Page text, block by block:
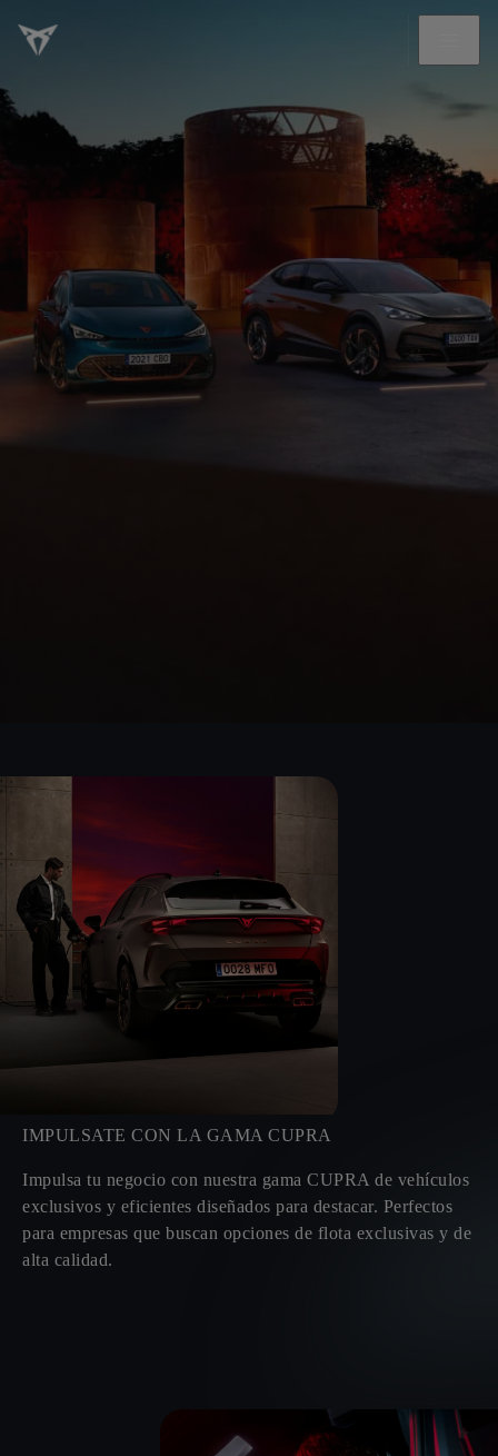
IMPULSATE CON LA GAMA CUPRA
Impulsa tu negocio con nuestra gama CUPRA de vehículos
exclusivos y eficientes diseñados para destacar. Perfectos
para empresas que buscan opciones de flota exclusivas y de
alta calidad.